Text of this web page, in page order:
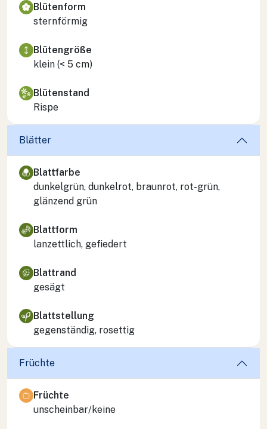
Blütenform
sternförmig
Blütengröße
klein (< 5 cm)
Blütenstand
Rispe
Blätter
Blattfarbe
dunkelgrün, dunkelrot, braunrot, rot-grün,
glänzend grün
Blattform
lanzettlich, gefiedert
Blattrand
gesägt
Blattstellung
gegenständig, rosettig
Früchte
Früchte
unscheinbar/keine